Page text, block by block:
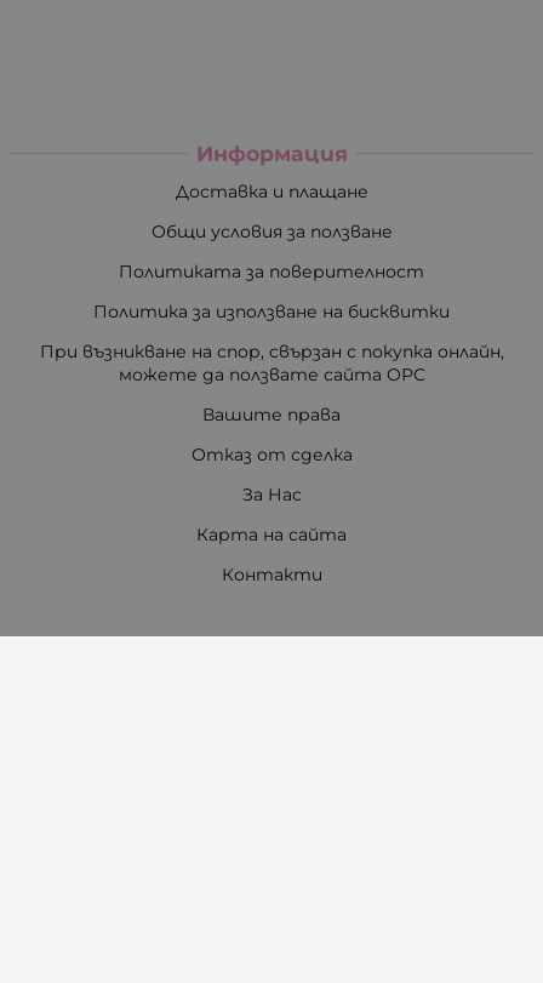
Информация
Доставка и плащане
Общи условия за ползване
Политиката за поверителност
Политика за използване на бисквитки
При възникване на спор, свързан с покупка онлайн,
можете да ползвате сайта ОРС
Вашите права
Отказ от сделка
За Нас
Карта на сайта
Контакти